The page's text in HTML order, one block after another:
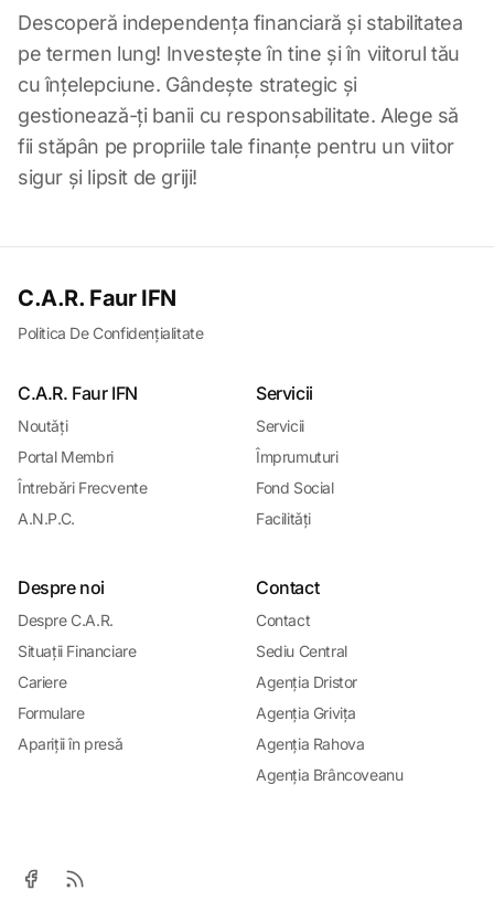
Descoperă independența financiară și stabilitatea
pe termen lung! Investește în tine și în viitorul tău
cu înțelepciune. Gândește strategic și
gestionează-ți banii cu responsabilitate. Alege să
fii stăpân pe propriile tale finanțe pentru un viitor
sigur și lipsit de griji!
C.A.R. Faur IFN
Politica De Confidențialitate
C.A.R. Faur IFN
Noutǎți
Portal Membri
Întrebǎri Frecvente
A.N.P.C.
Servicii
Servicii
Împrumuturi
Fond Social
Facilitǎți
Despre noi
Despre C.A.R.
Situații Financiare
Cariere
Formulare
Apariții în presǎ
Contact
Contact
Sediu Central
Agenția Dristor
Agenția Grivița
Agenția Rahova
Agenția Brâncoveanu